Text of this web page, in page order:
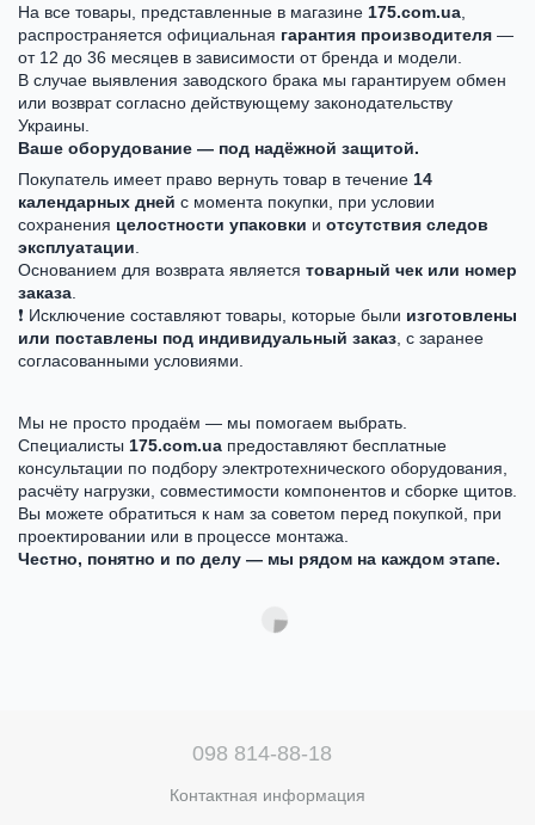
На все товары, представленные в магазине 175.com.ua
распространяется официальная гарантия производителя —
от 12 до 36 месяцев в зависимости от бренда и модели.
В случае выявления заводского брака мы гарантируем обмен
или возврат согласно действующему законодательству
Украины.
Ваше оборудование — под надёжной защитой.
Покупатель имеет право вернуть товар в течение 14
календарных дней с момента покупки, при условии
сохранения целостности упаковки и отсутствия следов
эксплуатации
Основанием для возврата является товарный чек или номер
заказа
❗ Исключение составляют товары, которые были изготовлены
или поставлены под индивидуальный заказ , с заранее
согласованными условиями.
Мы не просто продаём — мы помогаем выбрать.
Специалисты 175.com.ua предоставляют бесплатные
консультации по подбору электротехнического оборудования,
расчёту нагрузки, совместимости компонентов и сборке щитов.
Вы можете обратиться к нам за советом перед покупкой, при
проектировании или в процессе монтажа.
Честно, понятно и по делу — мы рядом на каждом этапе.
098 814-88-18
Контактная информация